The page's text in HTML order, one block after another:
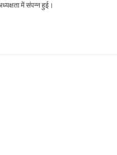
में संपन्न हुई।